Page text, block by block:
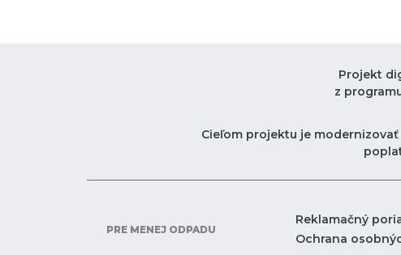
Projekt
z
Cieľom projektu je
PRE MENEJ ODPADU
Reklamačný
Ochrana